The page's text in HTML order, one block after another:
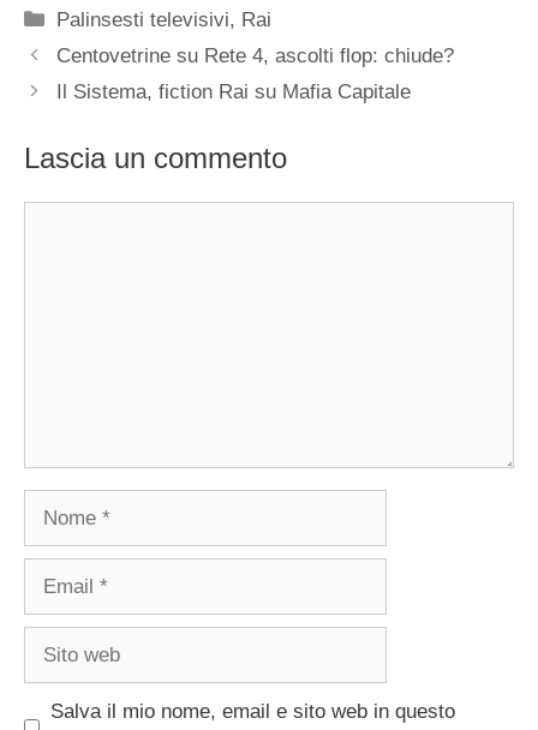
Categorie
Palinsesti televisivi, Rai
Centovetrine su Rete 4, ascolti flop: chiude?
Il Sistema, fiction Rai su Mafia Capitale
Lascia un commento
Salva il mio nome, email e sito web in questo